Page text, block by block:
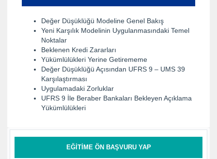
Değer Düşüklüğü Modeline Genel Bakış
Yeni Karşılık Modelinin Uygulanmasındaki Temel
Noktalar
Beklenen Kredi Zararları
Yükümlülükleri Yerine Getirememe
Değer Düşüklüğü Açısından UFRS 9 – UMS 39
Karşılaştırması
Uygulamadaki Zorluklar
UFRS 9 İle Beraber Bankaları Bekleyen Açıklama
Yükümlülükleri
EĞITIME ÖN BAŞVURU YAP